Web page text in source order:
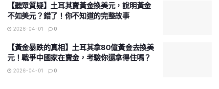
【聽眾質疑】土耳其賣黃金換美元，說明黃金
不如美元？錯了！你不知道的完整故事
2026-04-01 0
【黃金暴跌的真相】土耳其拿80億黃金去換美
元！戰爭中國家在賣金，考驗你還拿得住嗎？
2026-04-01 0